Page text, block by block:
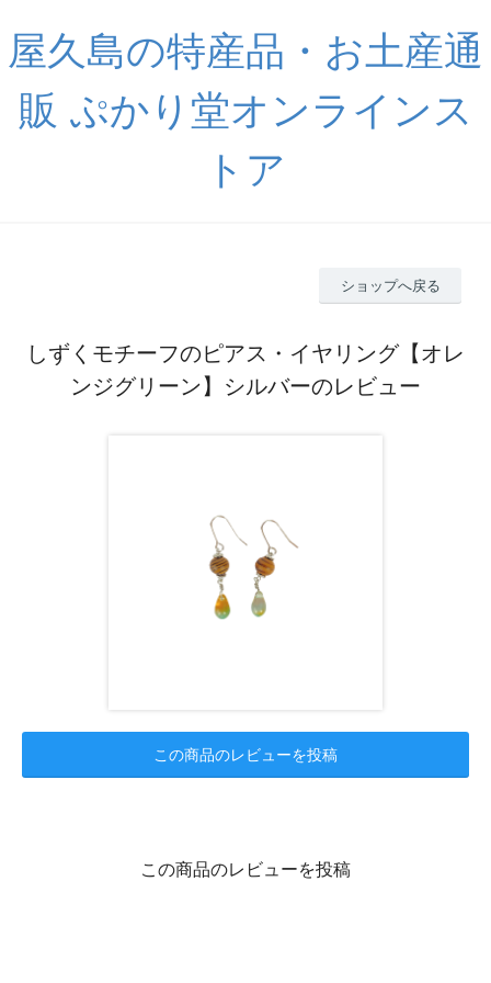
屋久島の特産品・お土産通
販 ぷかり堂オンラインス
トア
ショップへ戻る
しずくモチーフのピアス・イヤリング【オレ
ンジグリーン】シルバーのレビュー
この商品のレビューを投稿
この商品のレビューを投稿